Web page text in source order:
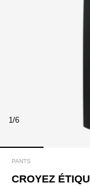
1/6
PANTS
CROYEZ